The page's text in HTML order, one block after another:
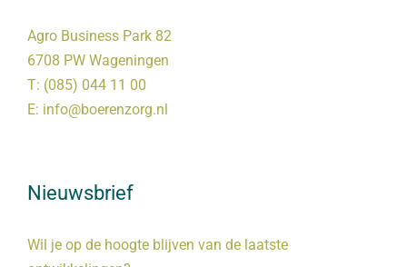
Agro Business Park 82
6708 PW Wageningen
T: (085) 044 11 00
E: info@boerenzorg.nl
Nieuwsbrief
Wil je op de hoogte blijven van de laatste